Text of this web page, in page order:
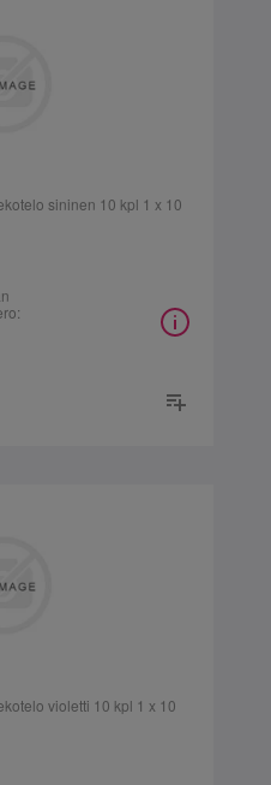
sininen 10 kpl 1 x 10
violetti 10 kpl 1 x 10